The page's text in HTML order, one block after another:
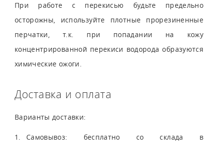
При работе с перекисью будьте предельно
осторожны, используйте плотные прорезиненные
перчатки, т.к. при попадании на кожу
концентрированной перекиси водорода образуются
химические ожоги.
Доставка и оплата
Варианты доставки:
Самовывоз: бесплатно со склада в